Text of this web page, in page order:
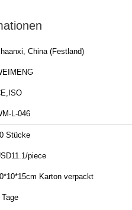
China (Festland)
L-046
Stücke
piece
Karton verpackt
Tage